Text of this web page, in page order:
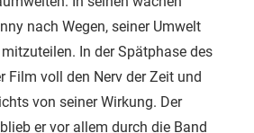
nach Wegen, seiner Umwelt
In der Spätphase des
Film voll den Nerv der Zeit und
von seiner Wirkung. Der
er vor allem durch die Band